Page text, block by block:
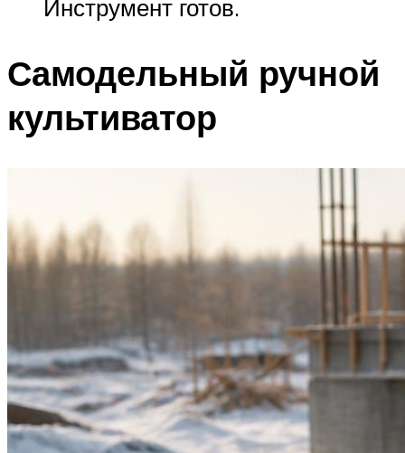
Инструмент готов.
Самодельный ручной
культиватор